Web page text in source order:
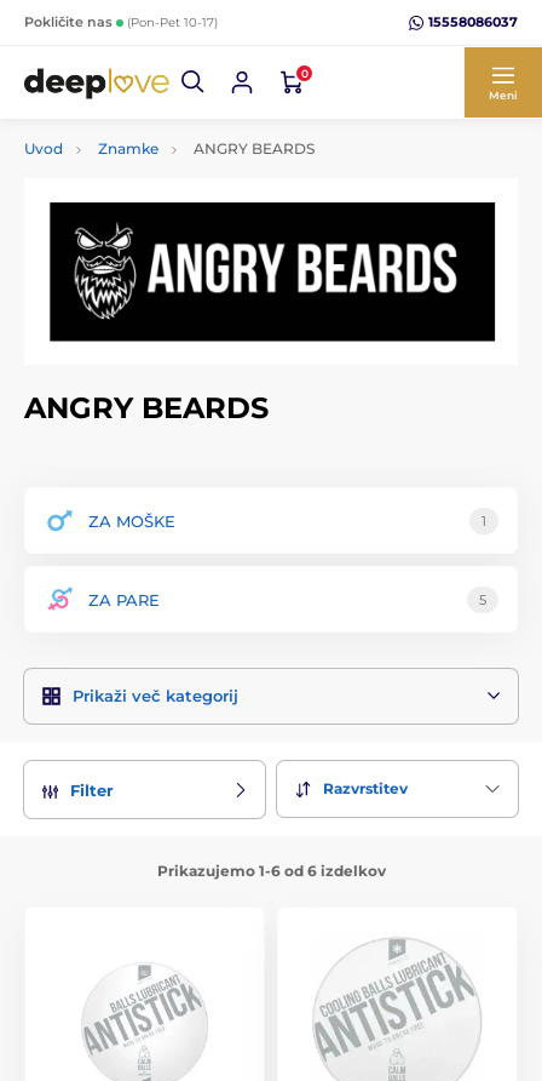
Pokličite nas (Pon-Pet 10-17) 15558086037
0
Meni
Uvod Znamke ANGRY BEARDS
ANGRY BEARDS
ZA MOŠKE 1
ZA PARE 5
Prikaži več kategorij
Filter Razvrstitev
Prikazujemo 1-6 od 6 izdelkov